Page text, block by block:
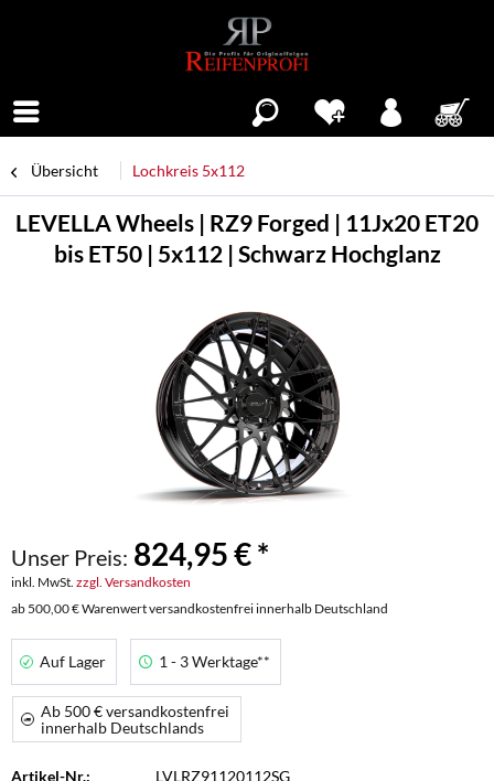
Übersicht Lochkreis 5x112
LEVELLA Wheels | RZ9 Forged | 11Jx20 ET20
bis ET50 | 5x112 | Schwarz Hochglanz
Unser Preis: 824,95 € *
inkl. MwSt. zzgl. Versandkosten
ab 500,00 € Warenwert versandkostenfrei innerhalb Deutschland
Auf Lager 1 - 3 Werktage**
Ab 500 € versandkostenfrei
innerhalb Deutschlands
Artikel-Nr.: LVLRZ91120112SG